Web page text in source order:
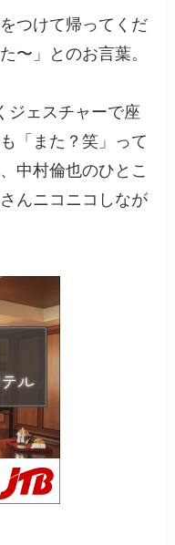
つけて帰ってくだ
〜」とのお言葉。
ジェスチャーで座
「また？笑」って
中村倫也のひとこ
んニコニコしなが